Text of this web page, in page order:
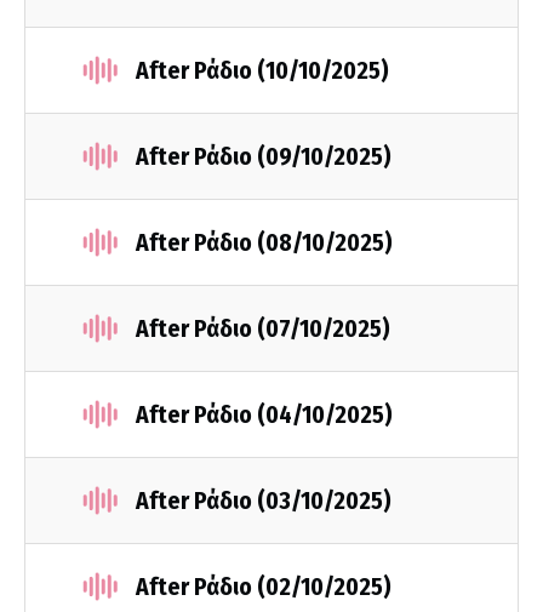
After Ράδιο (10/10/2025)
After Ράδιο (09/10/2025)
After Ράδιο (08/10/2025)
After Ράδιο (07/10/2025)
After Ράδιο (04/10/2025)
After Ράδιο (03/10/2025)
After Ράδιο (02/10/2025)